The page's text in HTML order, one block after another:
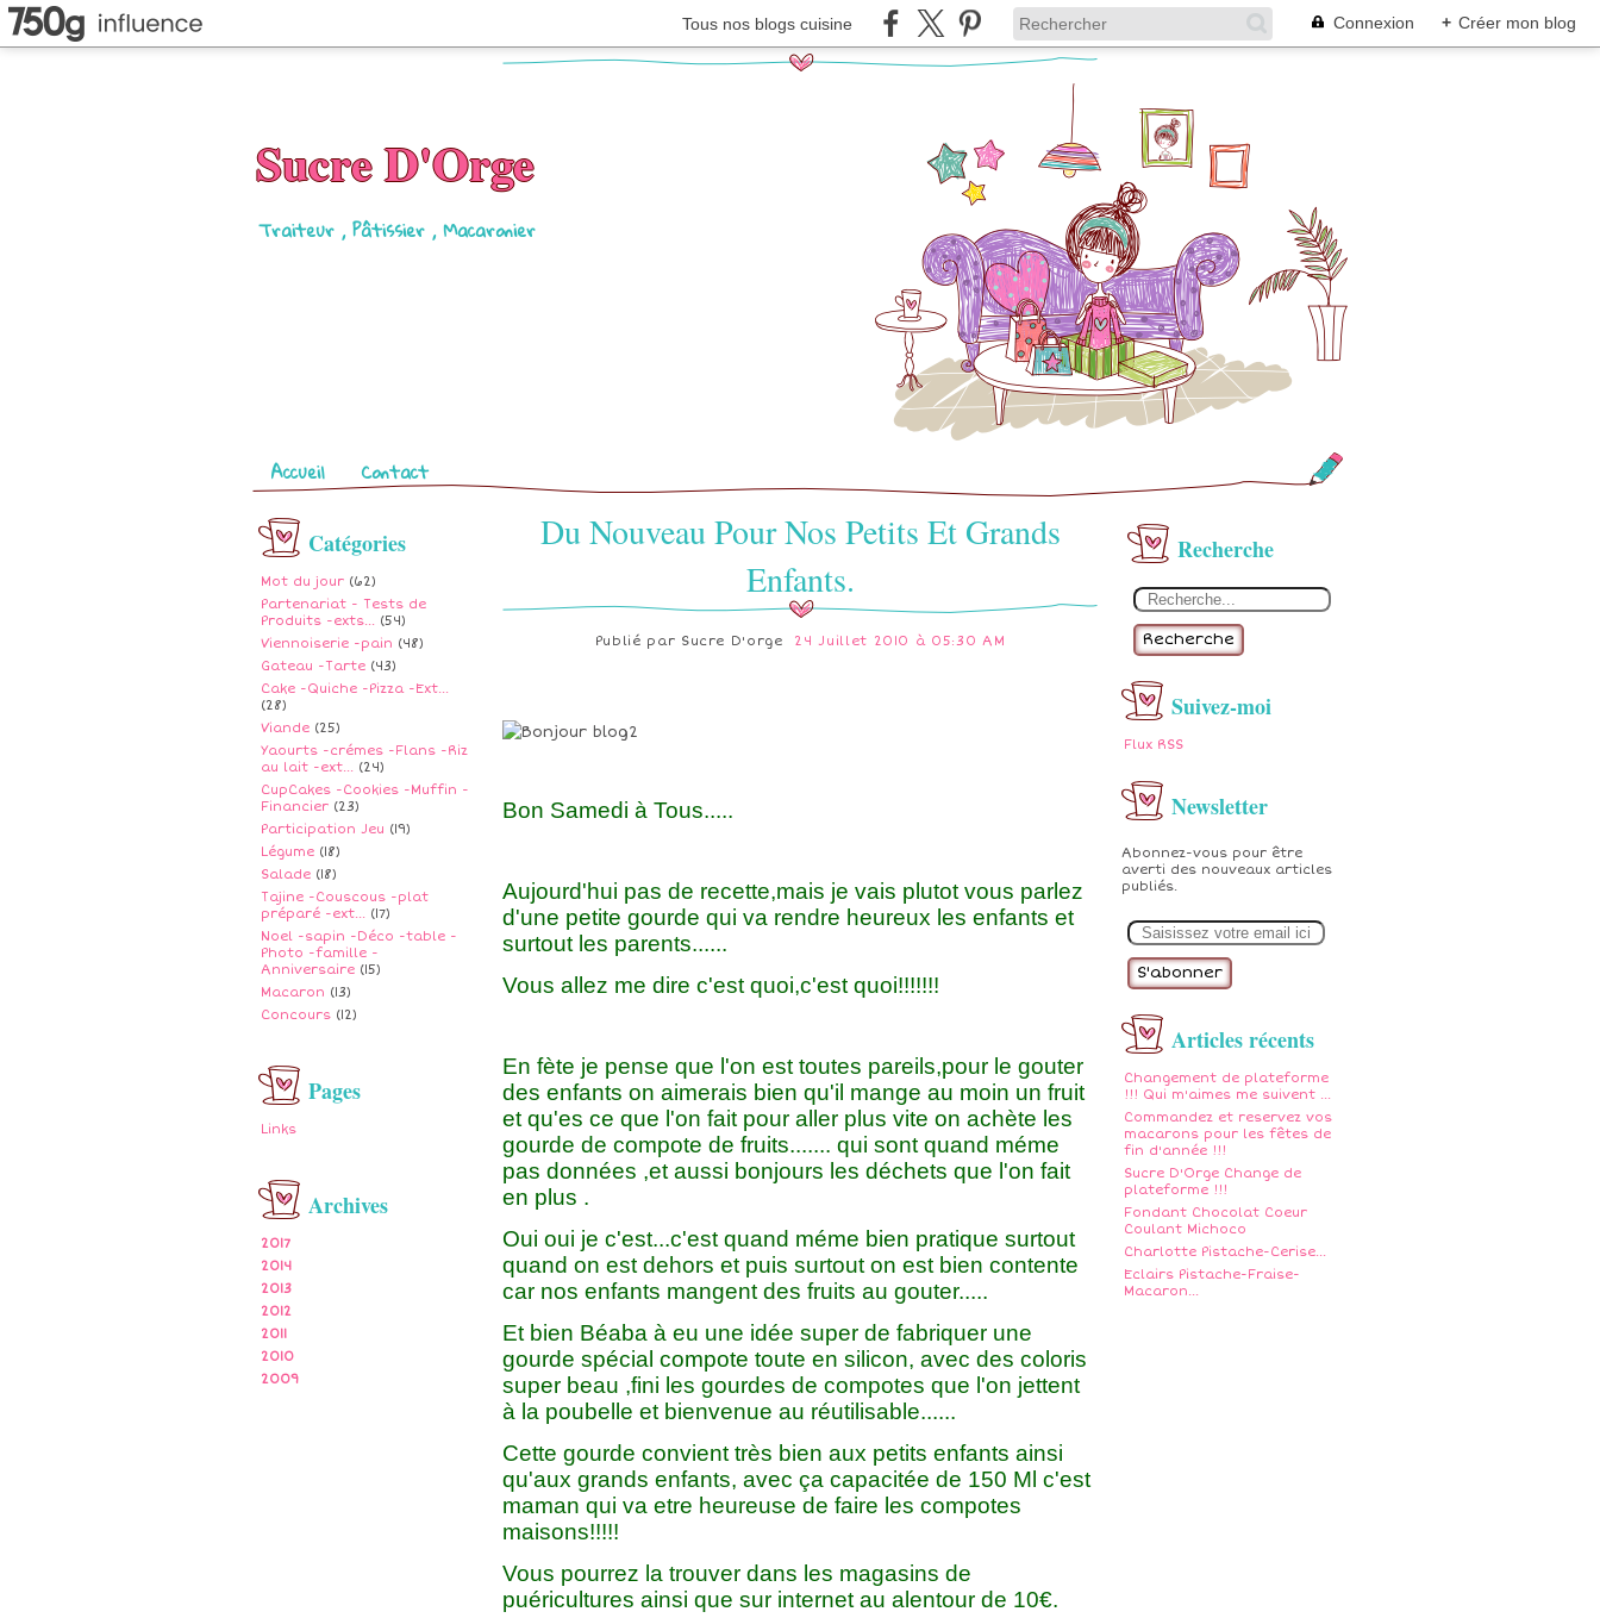
Tous nos blogs cuisine Connexion + Créer mon blog
Sucre D'Orge
Traiteur , Pâtissier , Macaronier
Pages
Accueil Contact
Catégories
Mot du jour (62)
Partenariat - Tests de
Produits -exts... (54)
Viennoiserie -pain (48)
Gateau -Tarte (43)
Cake -Quiche -Pizza -Ext...
(28)
Viande (25)
Yaourts -crémes -Flans -Riz
au lait -ext... (24)
CupCakes -Cookies -Muffin -
Financier (23)
Participation Jeu (19)
Légume (18)
Salade (18)
Tajine -Couscous -plat
préparé -ext... (17)
Noel -sapin -Déco -table -
Photo -famille -
Anniversaire (15)
Macaron (13)
Concours (12)
Pages
Links
Archives
2017
2014
2013
2012
2011
2010
2009
Recherche
Recherche
Suivez-moi
Flux RSS
Newsletter
Abonnez-vous pour être
averti des nouveaux articles
publiés.
m
Articles récents
Changement de plateforme
!!! Qui m'aimes me suivent ...
Commandez et reservez vos
macarons pour les fêtes de
fin d'année !!!
Sucre D'Orge Change de
plateforme !!!
Fondant Chocolat Coeur
Coulant Michoco
Charlotte Pistache-Cerise...
Eclairs Pistache-Fraise-
Macaron...
Du Nouveau Pour Nos Petits Et Grands
Enfants.
Publié par Sucre D'orge 24 Juillet 2010 à 05:30 AM
Bon Samedi à Tous.....
Aujourd'hui pas de recette,mais je vais plutot vous parlez
d'une petite gourde qui va rendre heureux les enfants et
surtout les parents......
Vous allez me dire c'est quoi,c'est quoi!!!!!!!
En fète je pense que l'on est toutes pareils,pour le gouter
des enfants on aimerais bien qu'il mange au moin un fruit
et qu'es ce que l'on fait pour aller plus vite on achète les
gourde de compote de fruits....... qui sont quand méme
pas données ,et aussi bonjours les déchets que l'on fait
en plus .
Oui oui je c'est...c'est quand méme bien pratique surtout
quand on est dehors et puis surtout on est bien contente
car nos enfants mangent des fruits au gouter.....
Et bien Béaba à eu une idée super de fabriquer une
gourde spécial compote toute en silicon, avec des coloris
super beau ,fini les gourdes de compotes que l'on jettent
à la poubelle et bienvenue au réutilisable......
Cette gourde convient très bien aux petits enfants ainsi
qu'aux grands enfants, avec ça capacitée de 150 Ml c'est
maman qui va etre heureuse de faire les compotes
maisons!!!!!
Vous pourrez la trouver dans les magasins de
puéricultures ainsi que sur internet au alentour de 10€.